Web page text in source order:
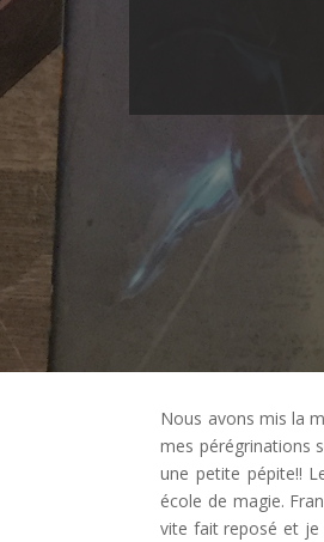
Nous avons mis la
mes pérégrinations
une petite pépite!!
école de magie.
vite fait reposé et je